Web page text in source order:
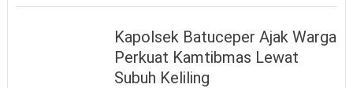
Kapolsek Batuceper Ajak Warga
Perkuat Kamtibmas Lewat
Subuh Keliling